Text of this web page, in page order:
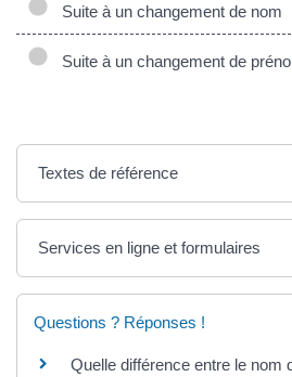
Suite à un changement de nom
Suite à un changement de
Textes de référence
Services en ligne et formulaires
Questions ? Réponses !
Quelle différence entre le nom